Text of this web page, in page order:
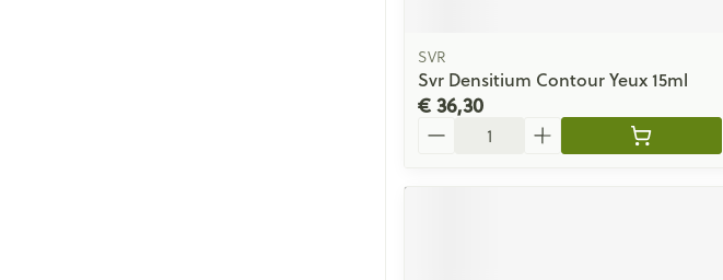
SVR
Svr Densitium Contour Yeux 15ml
€ 36,30